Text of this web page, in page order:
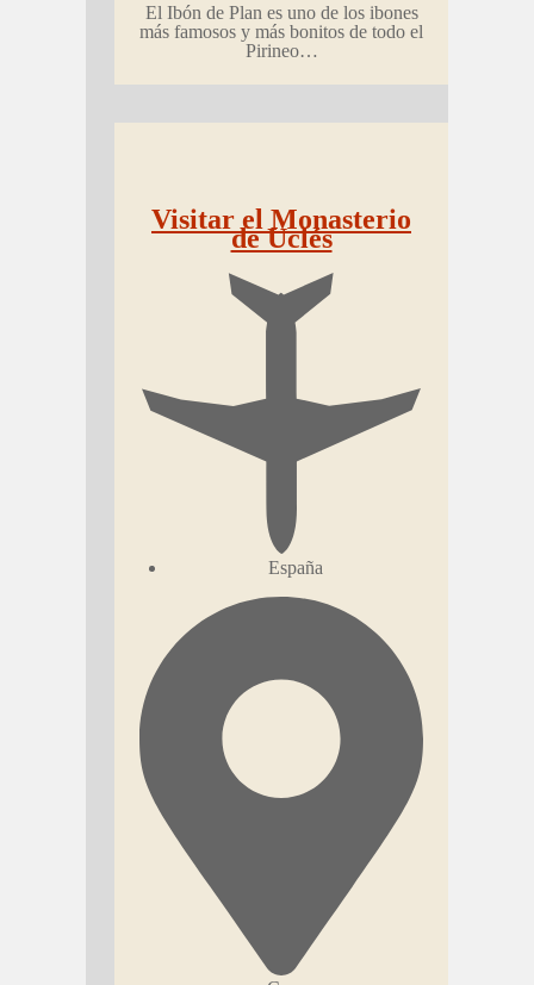
El Ibón de Plan es uno de los ibones
más famosos y más bonitos de todo el
Pirineo…
Visitar el Monasterio
de Uclés
España